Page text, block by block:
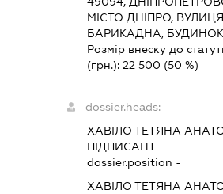
МІСТО ДНІПРО, ВУЛИЦЯ
БАРИКАДНА,
Розмір внеску до
(грн.):22 500 (50 %)
dossier.heads:
ХАВІЛО ТЕТЯНА
ПІДПИСАНТ
dossier.position -
ХАВІЛО ТЕТЯНА